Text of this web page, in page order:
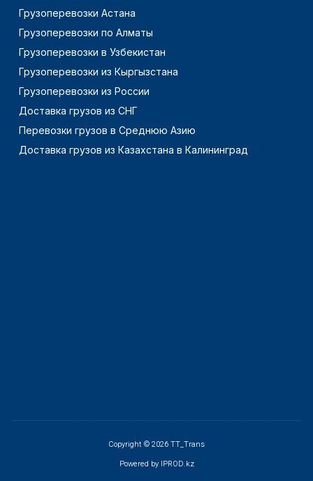
Грузоперевозки Астана
Грузоперевозки по Алматы
Грузоперевозки в Узбекистан
Грузоперевозки из Кыргызстана
Грузоперевозки из России
Доставка грузов из СНГ
Перевозки грузов в Среднюю Азию
Доставка грузов из Казахстана в Калининград
Copyright © 2026 TT_Trans
Powered by IPROD.kz